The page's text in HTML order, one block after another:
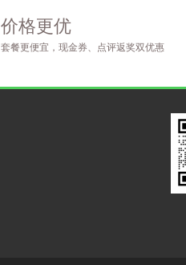
价格更优
套餐更便宜，现金券、点评返奖双优惠